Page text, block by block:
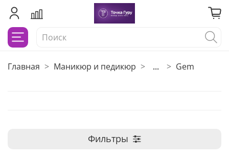
Главная Маникюр и педикюр ... Gem
Фильтры